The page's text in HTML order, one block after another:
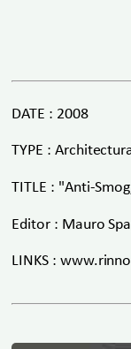
DATE : 2008
TYPE :
TITLE : "Anti-
Editor : Mauro
LINKS :